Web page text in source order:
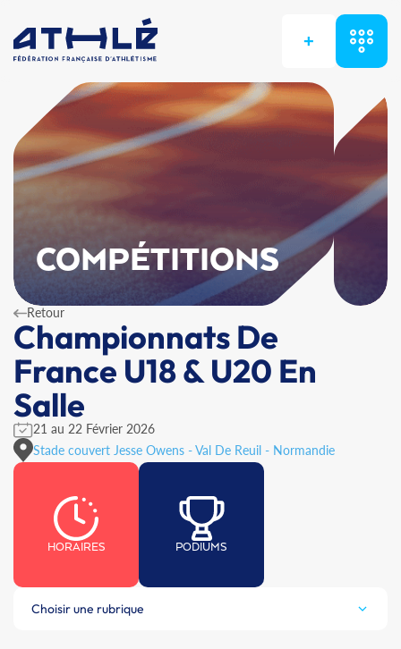
+
COMPÉTITIONS
Retour
Championnats De
France U18 & U20 En
Salle
21 au 22 Février 2026
Stade couvert Jesse Owens - Val De Reuil - Normandie
HORAIRES PODIUMS
Choisir une rubrique